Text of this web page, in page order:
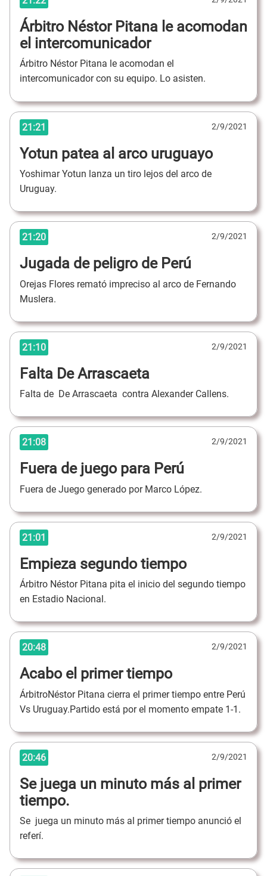
Árbitro Néstor Pitana le acomodan
el intercomunicador
Árbitro Néstor Pitana le acomodan el
intercomunicador con su equipo. Lo asisten.
21:21 2/9/2021
Yotun patea al arco uruguayo
Yoshimar Yotun lanza un tiro lejos del arco de
Uruguay.
21:20 2/9/2021
Jugada de peligro de Perú
Orejas Flores remató impreciso al arco de Fernando
Muslera.
21:10 2/9/2021
Falta De Arrascaeta
Falta de De Arrascaeta contra Alexander Callens.
21:08 2/9/2021
Fuera de juego para Perú
Fuera de Juego generado por Marco López.
21:01 2/9/2021
Empieza segundo tiempo
Árbitro Néstor Pitana pita el inicio del segundo tiempo
en Estadio Nacional.
20:48 2/9/2021
Acabo el primer tiempo
ÁrbitroNéstor Pitana cierra el primer tiempo entre Perú
Vs Uruguay.Partido está por el momento empate 1-1.
20:46 2/9/2021
Se juega un minuto más al primer
tiempo.
Se juega un minuto más al primer tiempo anunció el
referí.